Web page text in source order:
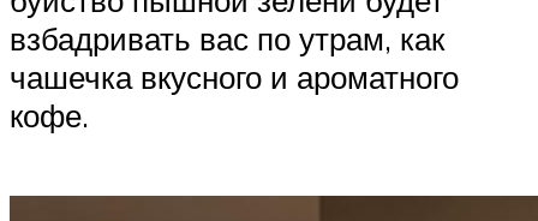
взбадривать вас по утрам, как
чашечка вкусного и ароматного
кофе.